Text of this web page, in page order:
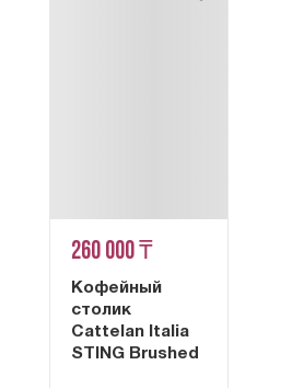
260 000 ₸
Кофейный
столик
Cattelan Italia
STING Brushed